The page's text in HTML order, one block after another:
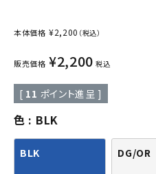
本体価格 ¥2,200 （税込）
販売価格 ¥2,200 税込
[ 11 ポイント進呈 ]
色 BLK
BLK DG/OR